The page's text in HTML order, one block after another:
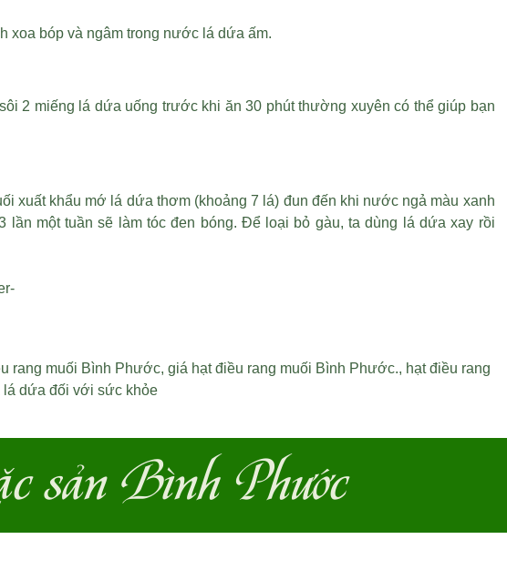
xoa bóp và ngâm trong nước lá dứa ấm.
2 miếng lá dứa uống trước khi ăn 30 phút thường xuyên có thể giúp bạn
xuất khẩu mớ lá dứa thơm (khoảng 7 lá) đun đến khi nước ngả màu xanh
một tuần sẽ làm tóc đen bóng. Để loại bỏ gàu, ta dùng lá dứa xay rồi
rang muối Bình Phước,giá hạt điều rang muối Bình Phước., hạt điều rang
lá dứa đối với sức khỏe
sản Bình Phước